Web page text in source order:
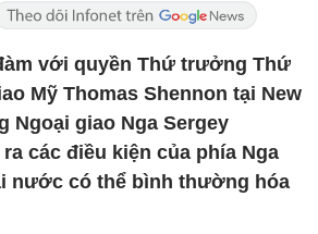
với quyền Thứ trưởng Thứ
Mỹ Thomas Shennon tại New
Ngoại giao Nga Sergey
các điều kiện của phía Nga
nước có thể bình thường hóa